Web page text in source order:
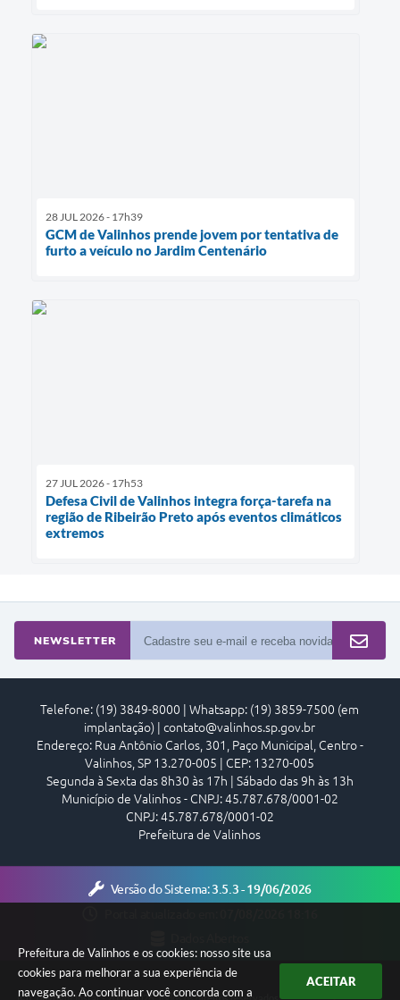
Prefeitura de Valinhos e os cookies: nosso site usa
cookies para melhorar a sua experiência de
navegação. Ao continuar você concorda com a
ACEITAR
28 JUL 2026 - 17h39
GCM de Valinhos prende jovem por tentativa de
furto a veículo no Jardim Centenário
27 JUL 2026 - 17h53
Defesa Civil de Valinhos integra força-tarefa na
região de Ribeirão Preto após eventos climáticos
extremos
NEWSLETTER
Telefone: (19) 3849-8000 | Whatsapp: (19) 3859-7500 (em
implantação) | contato@valinhos.sp.gov.br
Endereço: Rua Antônio Carlos, 301, Paço Municipal, Centro -
Valinhos, SP 13.270-005 | CEP: 13270-005
Segunda à Sexta das 8h30 às 17h | Sábado das 9h às 13h
Município de Valinhos - CNPJ: 45.787.678/0001-02
CNPJ: 45.787.678/0001-02
Prefeitura de Valinhos
Versão do Sistema:3.5.3 - 19/06/2026
Copyright Instar - 2006-2026. Todos os direitos reservados -